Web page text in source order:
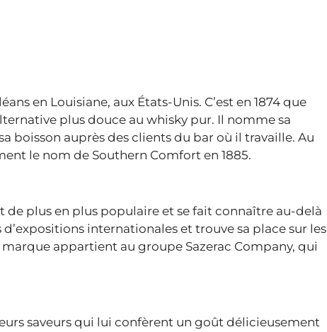
en Louisiane, aux États-Unis. C’est en 1874 que
plus douce au whisky pur. Il nomme sa
boisson auprès des clients du bar où il travaille. Au
le nom de Southern Comfort en 1885.
plus en plus populaire et se fait connaître au-delà
internationales et trouve sa place sur les
appartient au groupe Sazerac Company, qui
saveurs qui lui confèrent un goût délicieusement